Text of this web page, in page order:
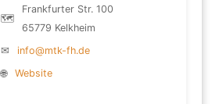
🗺
Frankfurter Str. 100
65779 Kelkheim
✉
info@mtk-fh.de
🌐
Website